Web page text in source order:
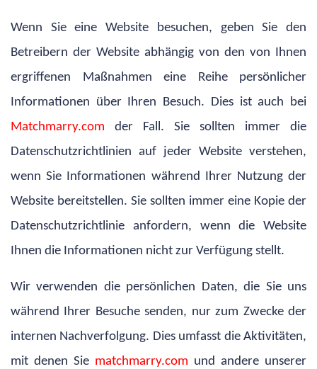
Wenn Sie eine Website besuchen, geben Sie den
Betreibern der Website abhängig von den von Ihnen
ergriffenen Maßnahmen eine Reihe persönlicher
Informationen über Ihren Besuch. Dies ist auch bei
Matchmarry.com der Fall. Sie sollten immer die
Datenschutzrichtlinien auf jeder Website verstehen,
wenn Sie Informationen während Ihrer Nutzung der
Website bereitstellen. Sie sollten immer eine Kopie der
Datenschutzrichtlinie anfordern, wenn die Website
Ihnen die Informationen nicht zur Verfügung stellt.
Wir verwenden die persönlichen Daten, die Sie uns
während Ihrer Besuche senden, nur zum Zwecke der
internen Nachverfolgung. Dies umfasst die Aktivitäten,
mit denen Sie matchmarry.com und andere unserer